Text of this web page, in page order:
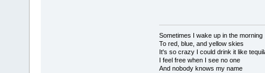
Sometimes I wake up in the morning
To red, blue, and yellow skies
It's so crazy I could drink it like
I feel free when I see no one
And nobody knows my name